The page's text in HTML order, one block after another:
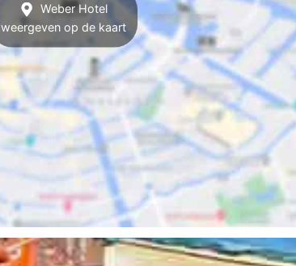
Weber Hotel
weergeven op de kaart